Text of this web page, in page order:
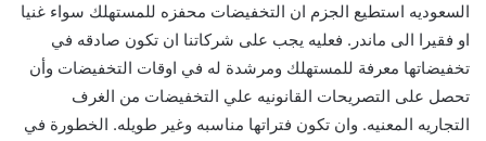
السعوديه استطيع الجزم ان التخفيضات محفزه للمستهلك سواء غنيا
او فقيرا الى ماندر. فعليه يجب على شركاتنا ان تكون صادقه في
تخفيضاتها معرفة للمستهلك ومرشدة له في اوقات التخفيضات وأن
تحصل على التصريحات القانونيه علي التخفيضات من الغرف
التجاريه المعنيه. وان تكون فتراتها مناسبه وغير طويله. الخطورة في